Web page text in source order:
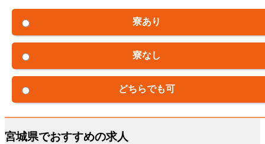
寮あり
寮なし
どちらでも可
宮城県でおすすめの求人